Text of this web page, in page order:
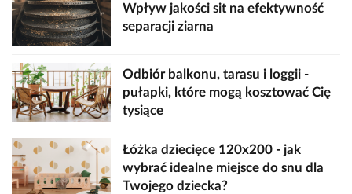
Wpływ jakości sit na efektywność
separacji ziarna
Odbiór balkonu, tarasu i loggii -
pułapki, które mogą kosztować Cię
tysiące
Łóżka dziecięce 120x200 - jak
wybrać idealne miejsce do snu dla
Twojego dziecka?